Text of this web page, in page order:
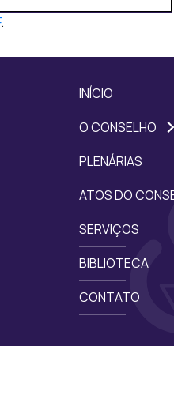
.
INÍCIO
O CONSELHO
PLENÁRIAS
ATOS DO
SERVIÇOS
BIBLIOTECA
CONTATO